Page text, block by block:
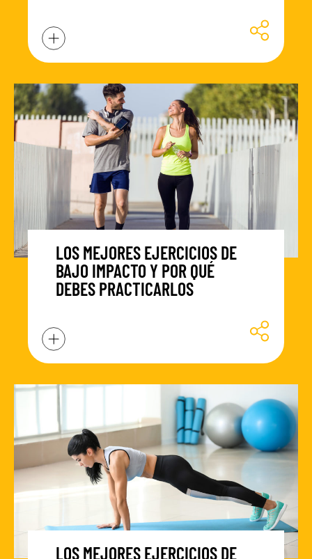
LOS MEJORES EJERCICIOS DE
BAJO IMPACTO Y POR QUÉ
DEBES PRACTICARLOS
LOS MEJORES EJERCICIOS DE